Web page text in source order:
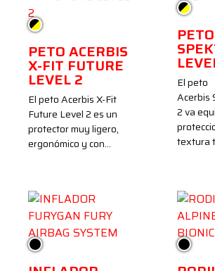
Negro/Amarillo
PETO ACERBIS
X-FIT FUTURE
LEVEL 2
El peto Acerbis X-Fit
Future Level 2 es un
protector muy ligero,
ergonómico y con…
Negro/
El peto
Acerbis
2 va
textura
Negro Negro